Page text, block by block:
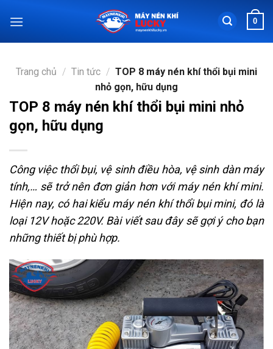
đến
0
Trang chủ / Tin tức / TOP 8 máy nén khí thổi bụi mini
nhỏ gọn, hữu dụng
TOP 8 máy nén khí thổi bụi mini nhỏ
gọn, hữu dụng
Công việc thổi bụi, vệ sinh điều hòa, vệ sinh dàn máy
tính,… sẽ trở nên đơn giản hơn với máy nén khí mini.
Hiện nay, có hai kiểu máy nén khí thổi bụi mini, đó là
loại 12V hoặc 220V. Bài viết sau đây sẽ gợi ý cho bạn
những thiết bị phù hợp.